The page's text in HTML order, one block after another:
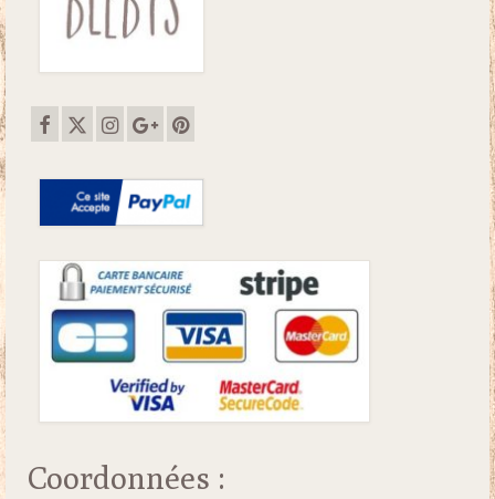
Coordonnées :